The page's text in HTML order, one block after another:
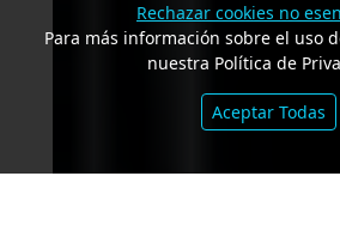
Rechazar cookies no
Para más información sobre el uso
nuestra Política de
Aceptar Todas